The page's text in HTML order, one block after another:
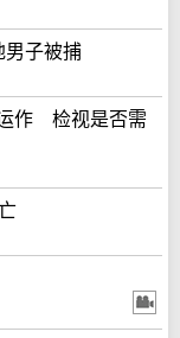
子被捕
作 检视是否需
亡